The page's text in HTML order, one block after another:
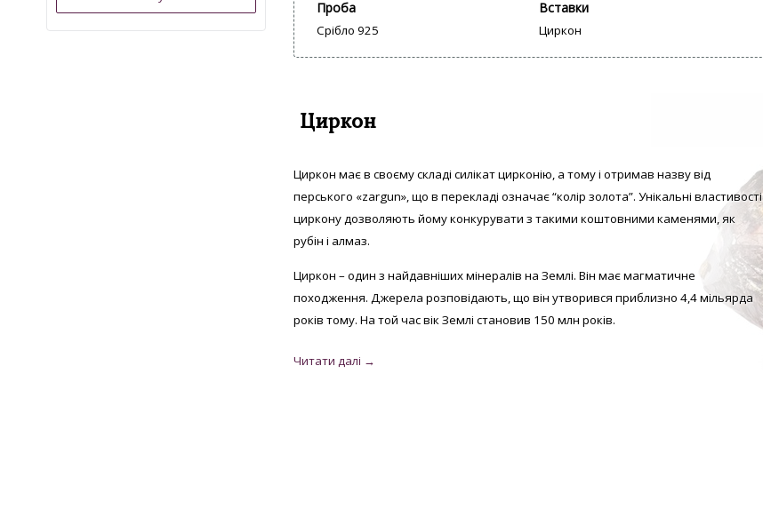
Проба
Срібло 925
Вставки
Циркон
Циркон
Циркон має в своєму складі силікат цирконію, а тому і отримав назву від
перського «zargun», що в перекладі означає “колір золота”. Унікальні властивості
циркону дозволяють йому конкурувати з такими коштовними каменями, як
рубін і алмаз.
Циркон – один з найдавніших мінералів на Землі. Він має магматичне
походження. Джерела розповідають, що він утворився приблизно 4,4 мільярда
років тому. На той час вік Землі становив 150 млн років.